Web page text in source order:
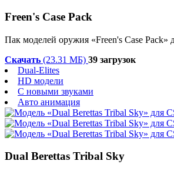
Freen's Case Pack
Пак моделей оружия «Freen's Case Pack»
Скачать (23.31 МБ) 39 загрузок
Dual-Elites
HD модели
С новыми звуками
Авто анимация
Dual Berettas Tribal Sky